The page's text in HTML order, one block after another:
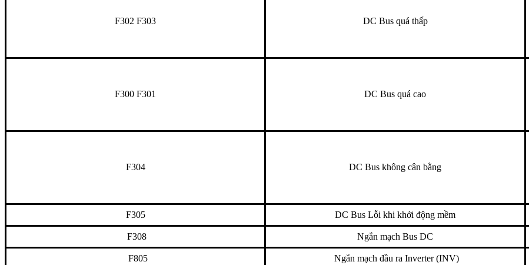
F302 F303 DC Bus quá thấp
F300 F301 DC Bus quá cao
F304 DC Bus không cân bằng
F305 DC Bus Lỗi khi khởi động mềm
F308 Ngắn mạch Bus DC
F805 Ngắn mạch đầu ra Inverter (INV)